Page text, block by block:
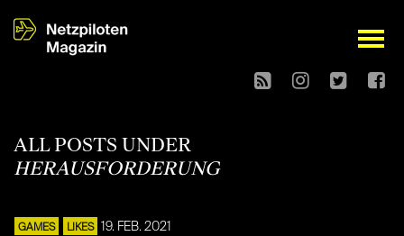
open
ALL POSTS UNDER
HERAUSFORDERUNG
GAMES LIKES 19. FEB. 2021